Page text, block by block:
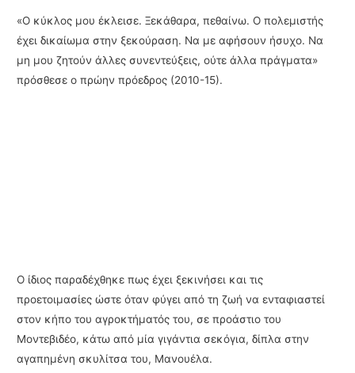
«Ο κύκλος μου έκλεισε. Ξεκάθαρα, πεθαίνω. Ο πολεμιστής
έχει δικαίωμα στην ξεκούραση. Να με αφήσουν ήσυχο. Να
μη μου ζητούν άλλες συνεντεύξεις, ούτε άλλα πράγματα»
πρόσθεσε ο πρώην πρόεδρος (2010-15).
Ο ίδιος παραδέχθηκε πως έχει ξεκινήσει και τις
προετοιμασίες ώστε όταν φύγει από τη ζωή να ενταφιαστεί
στον κήπο του αγροκτήματός του, σε προάστιο του
Μοντεβιδέο, κάτω από μία γιγάντια σεκόγια, δίπλα στην
αγαπημένη σκυλίτσα του, Μανουέλα.